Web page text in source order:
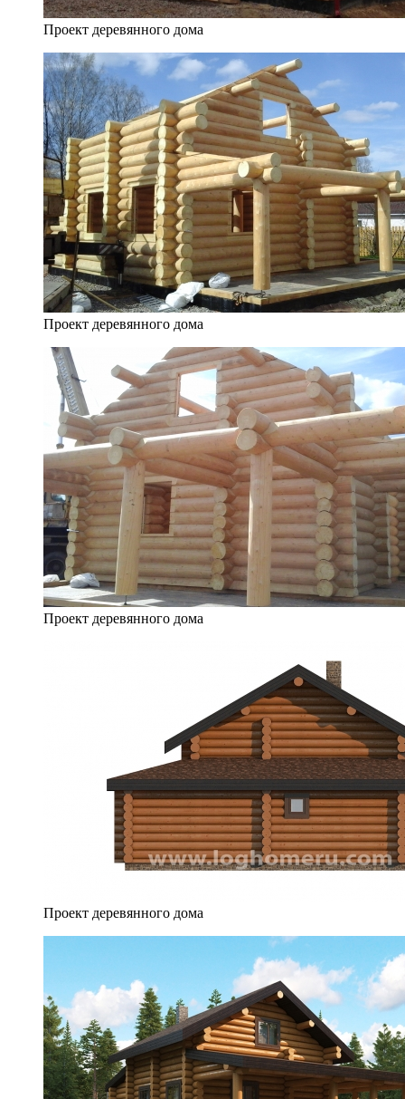
Проект деревянного дома
Проект деревянного дома
Проект деревянного дома
Проект деревянного дома